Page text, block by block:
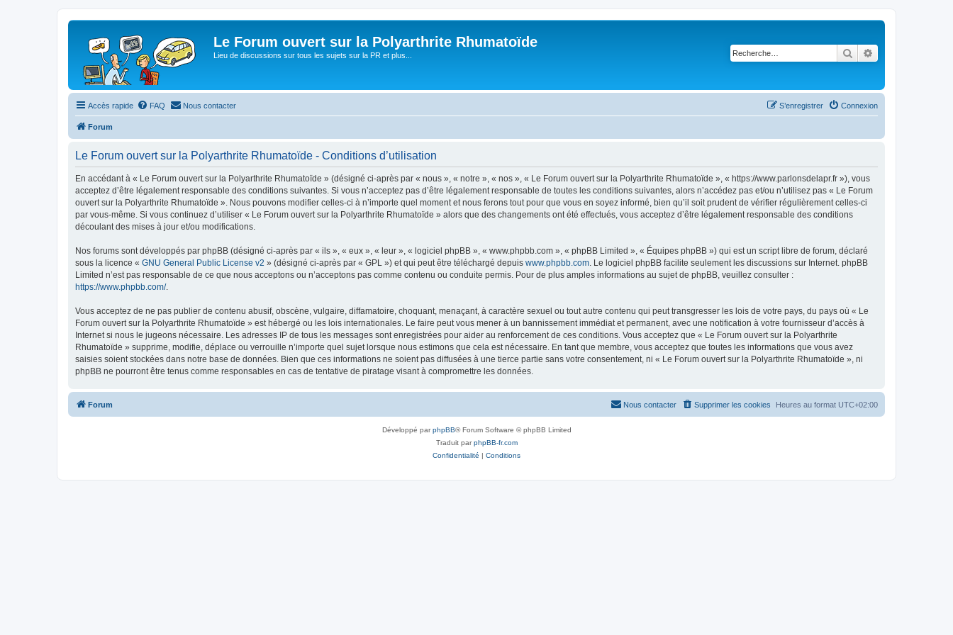
Le Forum ouvert sur la Polyarthrite Rhumatoïde
Lieu de discussions sur tous les sujets sur la PR et plus... Rechercher
Accès rapide FAQ Nous contacter Connexion
S’enregistrer
Forum
Le Forum ouvert sur la Polyarthrite Rhumatoïde - Conditions d’utilisation
En accédant à « Le Forum ouvert sur la Polyarthrite Rhumatoïde » (désigné ci-après par « nous », « notre », « nos », « Le Forum ouvert sur la Polyarthrite Rhumatoïde », « https://www.parlonsdelapr.fr »), vous
acceptez d’être légalement responsable des conditions suivantes. Si vous n’acceptez pas d’être légalement responsable de toutes les conditions suivantes, alors n’accédez pas et/ou n’utilisez pas « Le Forum
ouvert sur la Polyarthrite Rhumatoïde ». Nous pouvons modifier celles-ci à n’importe quel moment et nous ferons tout pour que vous en soyez informé, bien qu’il soit prudent de vérifier régulièrement celles-ci
par vous-même. Si vous continuez d’utiliser « Le Forum ouvert sur la Polyarthrite Rhumatoïde » alors que des changements ont été effectués, vous acceptez d’être légalement responsable des conditions
découlant des mises à jour et/ou modifications.
Nos forums sont développés par phpBB (désigné ci-après par « ils », « eux », « leur », « logiciel phpBB », « www.phpbb.com », « phpBB Limited », « Équipes phpBB ») qui est un script libre de forum, déclaré
sous la licence « GNU General Public License v2 » (désigné ci-après par « GPL ») et qui peut être téléchargé depuis www.phpbb.com. Le logiciel phpBB facilite seulement les discussions sur Internet. phpBB
Limited n’est pas responsable de ce que nous acceptons ou n’acceptons pas comme contenu ou conduite permis. Pour de plus amples informations au sujet de phpBB, veuillez consulter :
https://www.phpbb.com/.
Vous acceptez de ne pas publier de contenu abusif, obscène, vulgaire, diffamatoire, choquant, menaçant, à caractère sexuel ou tout autre contenu qui peut transgresser les lois de votre pays, du pays où « Le
Forum ouvert sur la Polyarthrite Rhumatoïde » est hébergé ou les lois internationales. Le faire peut vous mener à un bannissement immédiat et permanent, avec une notification à votre fournisseur d’accès à
Internet si nous le jugeons nécessaire. Les adresses IP de tous les messages sont enregistrées pour aider au renforcement de ces conditions. Vous acceptez que « Le Forum ouvert sur la Polyarthrite
Rhumatoïde » supprime, modifie, déplace ou verrouille n’importe quel sujet lorsque nous estimons que cela est nécessaire. En tant que membre, vous acceptez que toutes les informations que vous avez
saisies soient stockées dans notre base de données. Bien que ces informations ne soient pas diffusées à une tierce partie sans votre consentement, ni « Le Forum ouvert sur la Polyarthrite Rhumatoïde », ni
phpBB ne pourront être tenus comme responsables en cas de tentative de piratage visant à compromettre les données.
Forum Heures au format UTC+02:00
Supprimer les cookies
Nous contacter
Développé parphpBB® Forum Software © phpBB Limited
Traduit parphpBB-fr.com
Confidentialité | Conditions